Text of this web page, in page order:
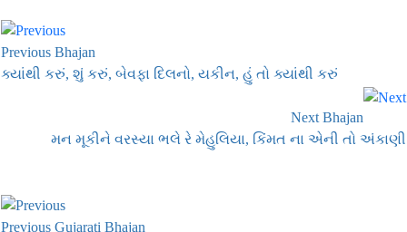
Previous Bhajan
ક્યાંથી કરું, શું કરું, બેવફા દિલનો, યકીન, હું તો ક્યાંથી કરું
Next Bhajan
મન મૂકીને વરસ્યા ભલે રે મેહુલિયા, કિંમત ના એની તો અંકાણી
Previous Gujarati Bhajan